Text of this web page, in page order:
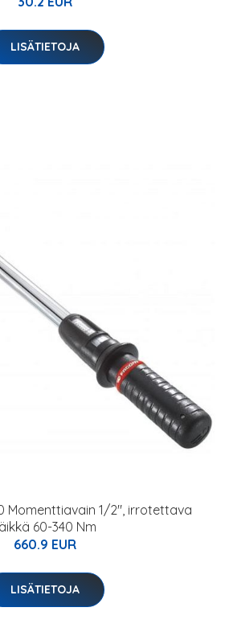
LISÄTIETOJA
Momenttiavain 1/2", irrotettava
60-340 Nm
660.9 EUR
LISÄTIETOJA